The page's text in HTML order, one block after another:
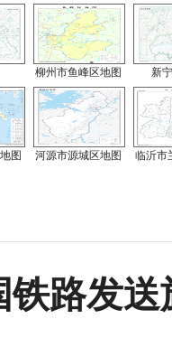
柳州市鱼峰区地图 新
图 河源市源城区地图 临沂市
铁路发